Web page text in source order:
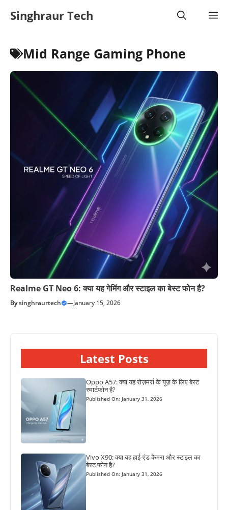
Singhraur Tech
Mid Range Gaming Phone
Realme GT Neo 6: क्या यह गेमिंग और स्टाइल का बेस्ट फोन है?
Bysinghraurtech —January 15, 2026
Latest Posts
Oppo A57: क्या यह रोज़मर्रा के यूज़ के लिए बेस्ट
स्मार्टफोन है?
Published On: January 31, 2026
Vivo X90: क्या यह हाई-एंड कैमरा और स्टाइल का
बेस्ट फोन है?
Published On: January 31, 2026